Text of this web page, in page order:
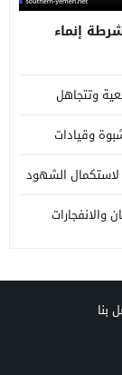
إنماء
وتتجاهل
وقيادات
المحاكمة إلى 16 أغسطس لاستكمال الشهود
بنا